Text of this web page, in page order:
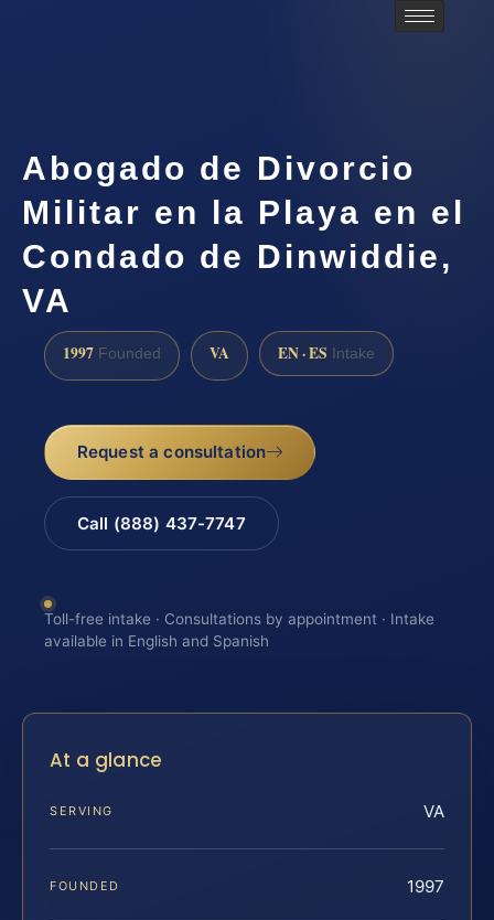
Abogado de Divorcio
Militar en la Playa en el
Condado de Dinwiddie,
VA
1997 Founded VA EN · ES Intake
Request a consultation
Call (888) 437-7747
Toll-free intake · Consultations by appointment · Intake
available in English and Spanish
At a glance
SERVING VA
FOUNDED 1997